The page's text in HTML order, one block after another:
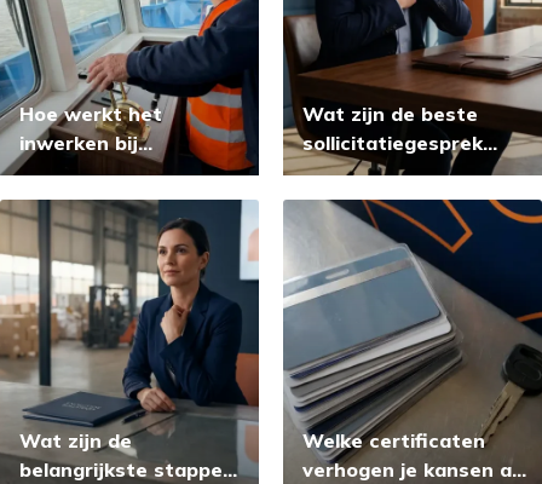
Hoe werkt het
inwerken bij
binnenvaart
vacatures?
Wat zijn de beste
sollicitatiegesprek
voorbereidingstips
voor 2026?
Wat zijn de
belangrijkste stappen
Welke certificaten
verhogen je kansen als